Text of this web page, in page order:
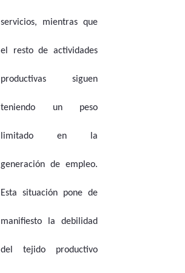
servicios, mientras que
el resto de actividades
productivas siguen
teniendo un peso
limitado en la
generación de empleo.
Esta situación pone de
manifiesto la debilidad
del tejido productivo